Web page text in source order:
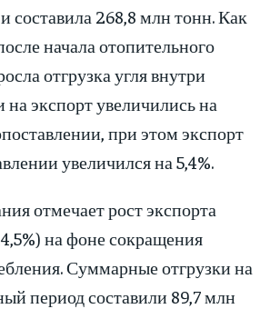
составила 268,8 млн тонн. Как
начала отопительного
отгрузка угля внутри
на экспорт увеличились на
при этом экспорт
увеличился на 5,4%.
отмечает рост экспорта
на фоне сокращения
Суммарные отгрузки на
период составили 89,7 млн